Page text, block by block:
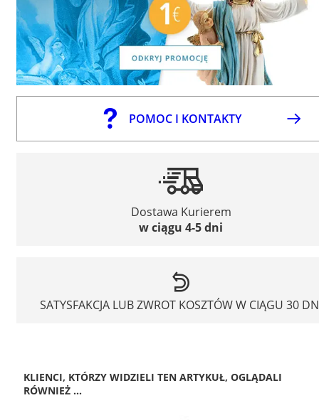
POMOC I KONTAKTY
Dostawa Kurierem
w ciągu 4-5 dni
SATYSFAKCJA LUB ZWROT KOSZTÓW W CIĄGU 30
KLIENCI, KTÓRZY WIDZIELI TEN ARTYKUŁ, OGLĄDALI
RÓWNIEŻ ...